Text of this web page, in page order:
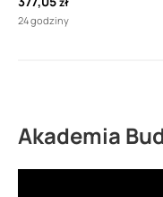
24 godziny
Akademia